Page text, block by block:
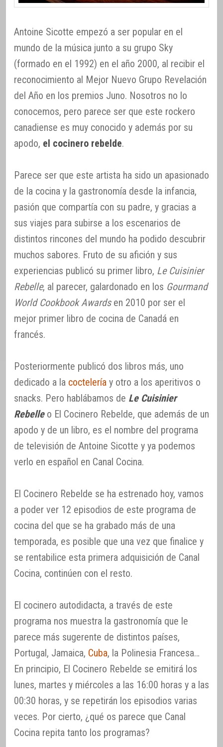
Antoine Sicotte empezó a ser popular en el
mundo de la música junto a su grupo Sky
(formado en el 1992) en el año 2000, al recibir el
reconocimiento al Mejor Nuevo Grupo Revelación
del Año en los premios Juno. Nosotros no lo
conocemos, pero parece ser que este rockero
canadiense es muy conocido y además por su
apodo, el cocinero rebelde.
Parece ser que este artista ha sido un apasionado
de la cocina y la gastronomía desde la infancia,
pasión que compartía con su padre, y gracias a
sus viajes para subirse a los escenarios de
distintos rincones del mundo ha podido descubrir
muchos sabores. Fruto de su afición y sus
experiencias publicó su primer libro, Le Cuisinier
Rebelle, al parecer, galardonado en los Gourmand
World Cookbook Awardsen 2010 por ser el
mejor primer libro de cocina de Canadá en
francés.
Posteriormente publicó dos libros más, uno
dedicado a la coctelería y otro a los aperitivos o
snacks. Pero hablábamos de Le Cuisinier
Rebelleo El Cocinero Rebelde, que además de un
apodo y de un libro, es el nombre del programa
de televisión de Antoine Sicotte y ya podemos
verlo en español en Canal Cocina.
El Cocinero Rebelde se ha estrenado hoy, vamos
a poder ver 12 episodios de este programa de
cocina del que se ha grabado más de una
temporada, es posible que una vez que finalice y
se rentabilice esta primera adquisición de Canal
Cocina, continúen con el resto.
El cocinero autodidacta, a través de este
programa nos muestra la gastronomía que le
parece más sugerente de distintos países,
Portugal, Jamaica, Cuba, la Polinesia Francesa…
En principio, El Cocinero Rebelde se emitirá los
lunes, martes y miércoles a las 16:00 horas y a las
00:30 horas, y se repetirán los episodios varias
veces. Por cierto, ¿qué os parece que Canal
Cocina repita tanto los programas?